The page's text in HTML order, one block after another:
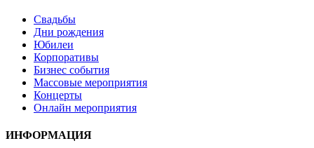
Свадьбы
Дни рождения
Юбилеи
Корпоративы
Бизнес события
Массовые мероприятия
Концерты
Онлайн мероприятия
ИНФОРМАЦИЯ